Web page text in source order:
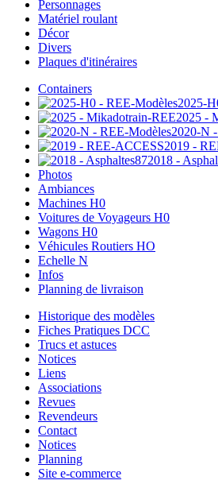
Personnages
Matériel roulant
Décor
Divers
Plaques d'itinéraires
Containers
2025-
2025 -
2020-N
2019 -
2018 -
Photos
Ambiances
Machines H0
Voitures de Voyageurs H0
Wagons H0
Véhicules Routiers HO
Echelle N
Infos
Planning de livraison
Historique des modèles
Fiches Pratiques DCC
Trucs et astuces
Notices
Liens
Associations
Revues
Revendeurs
Contact
Notices
Planning
Site e-commerce